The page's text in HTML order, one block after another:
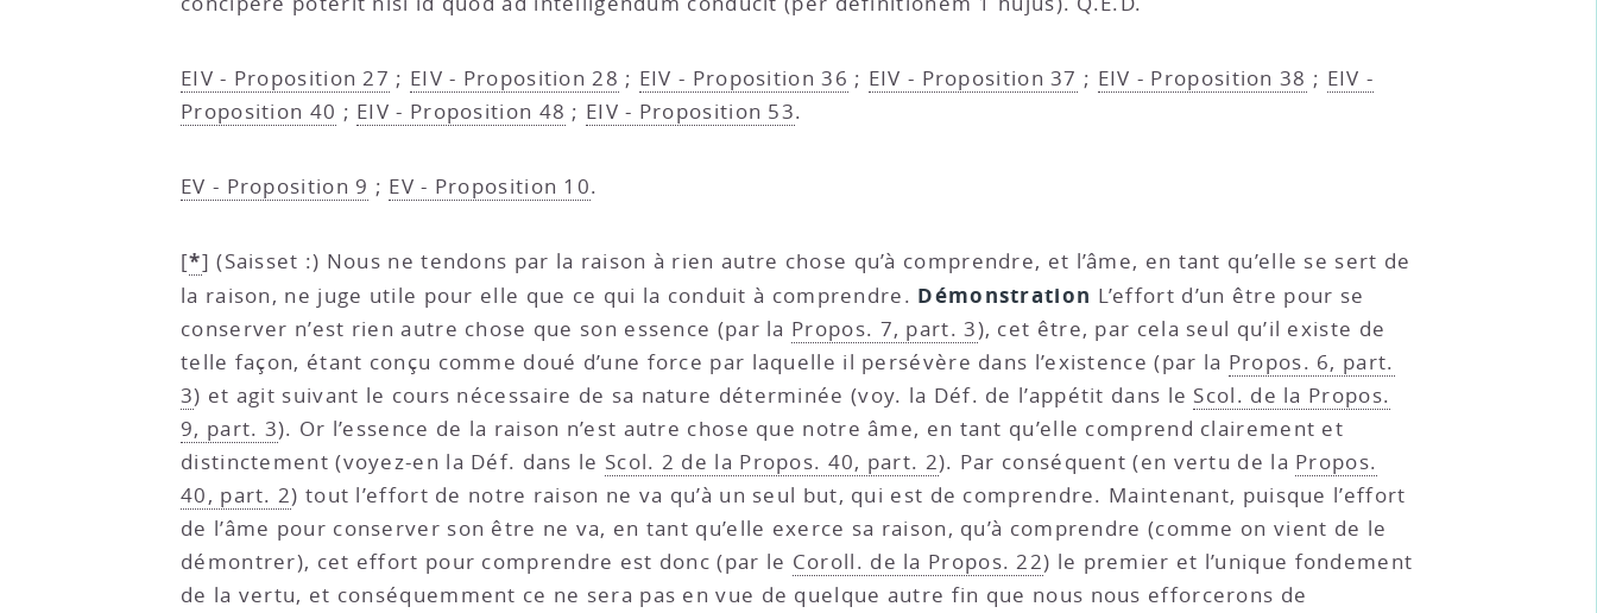
EIV - Proposition 27 ; EIV - Proposition 28 ; EIV - Proposition 36 ; EIV - Proposition 37 ; EIV - Proposition 38 ; EIV -
Proposition 40 ; EIV - Proposition 48 ; EIV - Proposition 53.
EV - Proposition 9 ; EV - Proposition 10.
[*](Saisset :) Nous ne tendons par la raison à rien autre chose qu’à comprendre, et l’âme, en tant qu’elle se sert de
la raison, ne juge utile pour elle que ce qui la conduit à comprendre. Démonstration L’effort d’un être pour se
conserver n’est rien autre chose que son essence (par la Propos. 7, part. 3), cet être, par cela seul qu’il existe de
telle façon, étant conçu comme doué d’une force par laquelle il persévère dans l’existence (par la Propos. 6, part.
3) et agit suivant le cours nécessaire de sa nature déterminée (voy. la Déf. de l’appétit dans le Scol. de la Propos.
9, part. 3). Or l’essence de la raison n’est autre chose que notre âme, en tant qu’elle comprend clairement et
distinctement (voyez-en la Déf. dans le Scol. 2 de la Propos. 40, part. 2). Par conséquent (en vertu de la Propos.
40, part. 2) tout l’effort de notre raison ne va qu’à un seul but, qui est de comprendre. Maintenant, puisque l’effort
de l’âme pour conserver son être ne va, en tant qu’elle exerce sa raison, qu’à comprendre (comme on vient de le
démontrer), cet effort pour comprendre est donc (par le Coroll. de la Propos. 22) le premier et l’unique fondement
de la vertu, et conséquemment ce ne sera pas en vue de quelque autre fin que nous nous efforcerons de